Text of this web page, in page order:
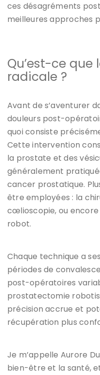
ces désagréments
meilleures approches
Qu’est-ce
radicale ?
Avant de s’aventurer
douleurs post-
quoi consiste
Cette intervention
la prostate et des
généralement
cancer prostatique.
être employées : la
cœlioscopie, ou
robot.
Chaque technique a
périodes de
post-opératoires
prostatectomie
précision accrue et
récupération plus
Je m’appelle Aurore
bien-être et la santé,